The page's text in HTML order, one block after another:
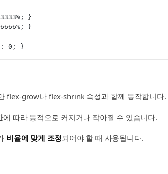
}
}
0; }
flex-grow나 flex-shrink 속성과 함께 동작합니다.
에 따라 동적으로 커지거나 작아질 수 있습니다.
비율에 맞게 조정되어야 할 때 사용됩니다.